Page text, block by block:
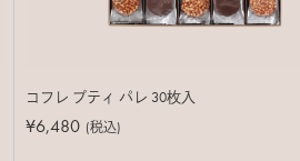
コフレ プティ パレ 30枚入
¥6,480 (税込)